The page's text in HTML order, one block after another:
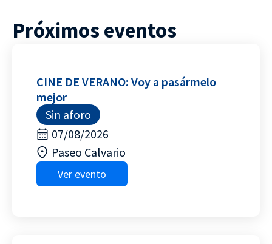
Próximos eventos
CINE DE VERANO: Voy a pasármelo
mejor
Sin aforo
07/08/2026
Paseo Calvario
Ver evento